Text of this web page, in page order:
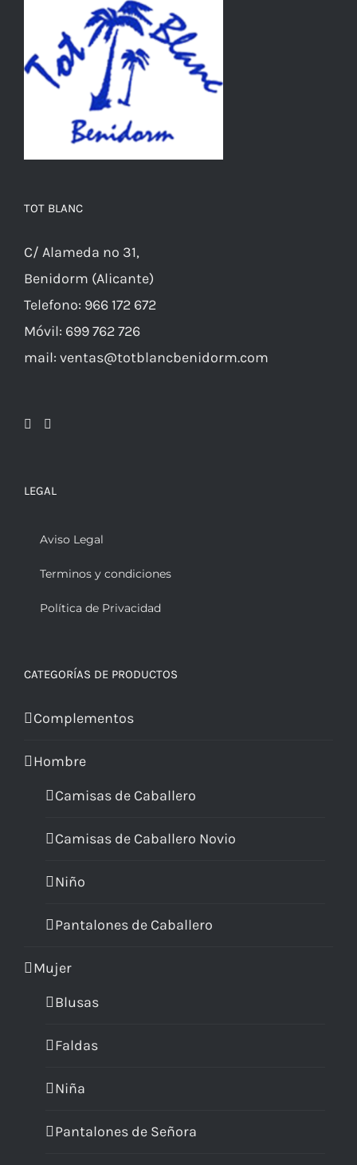
se
pueden
elegir
página
TOT BLANC
C/ Alameda nº 31,
Benidorm (Alicante)
Telefono: 966 172 672
Móvil: 699 762 726
mail: ventas@totblancbenidorm.com
LEGAL
Aviso Legal
Terminos y condiciones
Política de Privacidad
CATEGORÍAS DE PRODUCTOS
Complementos
Hombre
Camisas de Caballero
Camisas de Caballero Novio
Niño
Pantalones de Caballero
Mujer
Blusas
Faldas
Niña
Pantalones de Señora